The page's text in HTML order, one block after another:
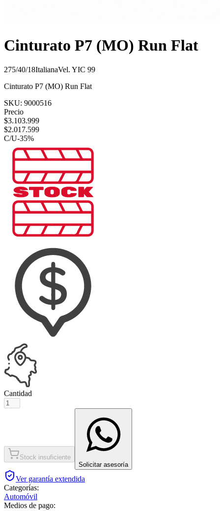
Cinturato P7 (MO) Run Flat
275/40/18ItalianaVel. YIC 99
Cinturato P7 (MO) Run Flat
SKU: 9000516
Precio
$3.103.999
$2.017.599
C/U-35%
Cantidad
Stock insuficiente
Solicitar asesoría
Ver garantía extendida
Categorías:
Automóvil
Medios de pago: